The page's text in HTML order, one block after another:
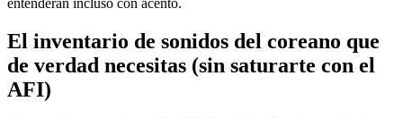
El inventario de sonidos del coreano que
de verdad necesitas (sin saturarte con el
AFI)